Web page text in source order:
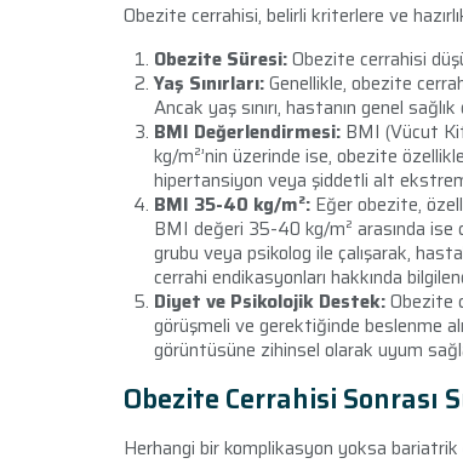
Obezite cerrahisi, belirli kriterlere ve
Obezite Süresi:Obezite cerrahisi
Yaş Sınırları:Genellikle, obezite
Ancak yaş sınırı, hastanın genel
BMI Değerlendirmesi: BMI (Vücut
kg/m²’nin üzerinde ise, obezite
hipertansiyon veya şiddetli alt
BMI 35-40 kg/m²: Eğer obezite,
BMI değeri 35-40 kg/m² arasında
grubu veya psikolog ile çalışarak,
cerrahi endikasyonları hakkında
Diyet ve Psikolojik Destek:Obezite
görüşmeli ve gerektiğinde beslenme
görüntüsüne zihinsel olarak uyum
Obezite Cerrahisi Sonrası
Herhangi bir komplikasyon yoksa